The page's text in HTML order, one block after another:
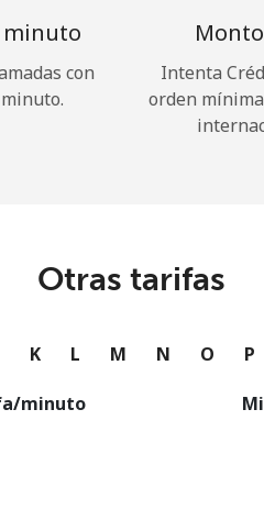
¿Olvidaste tu
Continuar con
minuto
con
Intenta
orden
Otras tarifas
K L M N O P
minuto